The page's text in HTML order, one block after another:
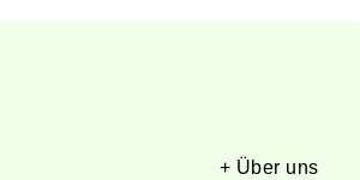
+ Über uns